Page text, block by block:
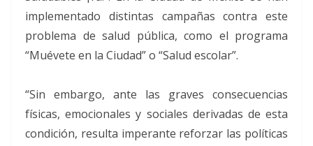
implementado distintas campañas contra este
problema de salud pública, como el programa
“Muévete en la Ciudad” o “Salud escolar”.
“Sin embargo, ante las graves consecuencias
físicas, emocionales y sociales derivadas de esta
condición, resulta imperante reforzar las políticas